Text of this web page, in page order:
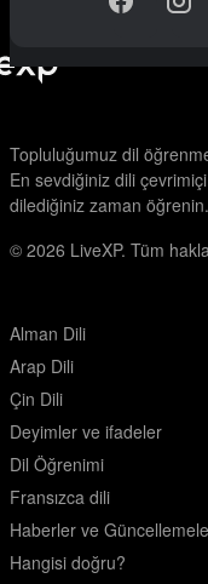
Topluluğumuz dil
En sevdiğiniz dili
dilediğiniz zaman öğrenin.
© 2026 LiveXP. Tüm
Alman Dili
Arap Dili
Çin Dili
Deyimler ve ifadeler
Dil Öğrenimi
Fransızca dili
Haberler ve
Hangisi doğru?